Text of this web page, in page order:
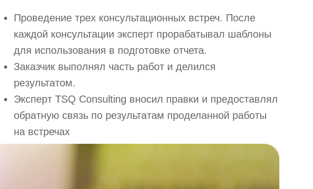
спама.
в соответствии сполитикой
оферты, а также
Проведение трех консультационных встреч. После
каждой консультации эксперт прорабатывал шаблоны
для использования в подготовке отчета.
Заказчик выполнял часть работ и делился
результатом.
Эксперт TSQ Consulting вносил правки и предоставлял
обратную связь по результатам проделанной работы
на встречах